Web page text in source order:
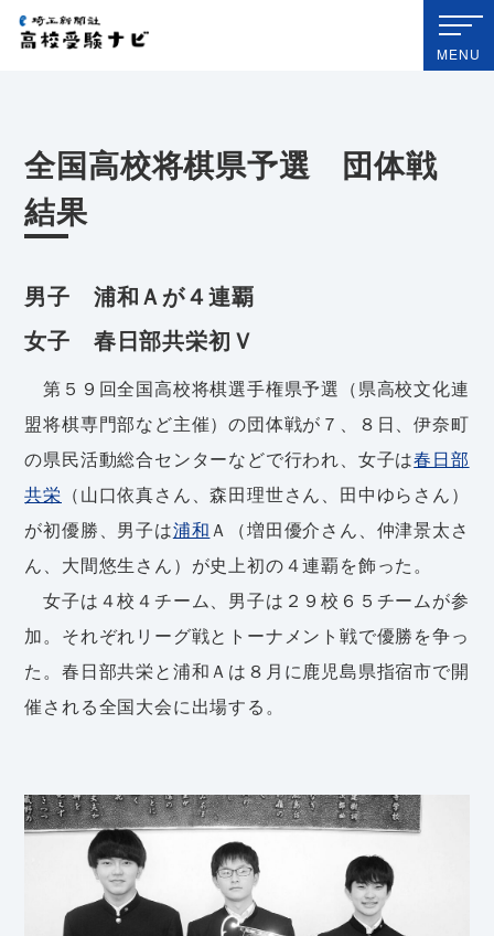
埼玉新聞社 高校受験ナビ
MENU
全国高校将棋県予選 団体戦
結果
男子 浦和Ａが４連覇
女子 春日部共栄初Ｖ
第５９回全国高校将棋選手権県予選（県高校文化連
盟将棋専門部など主催）の団体戦が７、８日、伊奈町
の県民活動総合センターなどで行われ、女子は春日部
共栄 （山口依真さん、森田理世さん、田中ゆらさん）
が初優勝、男子は浦和Ａ（増田優介さん、仲津景太さ
ん、大間悠生さん）が史上初の４連覇を飾った。
女子は４校４チーム、男子は２９校６５チームが参
加。それぞれリーグ戦とトーナメント戦で優勝を争っ
た。春日部共栄と浦和Ａは８月に鹿児島県指宿市で開
催される全国大会に出場する。